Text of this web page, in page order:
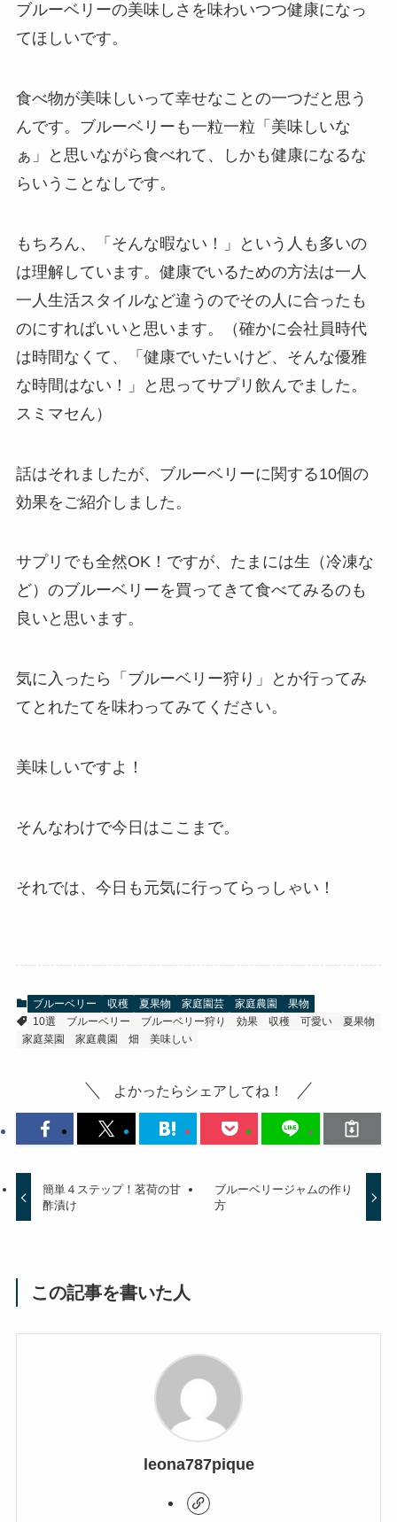
ブルーベリーの美味しさを味わいつつ健康になっ
てほしいです。
食べ物が美味しいって幸せなことの一つだと思う
んです。ブルーベリーも一粒一粒「美味しいな
ぁ」と思いながら食べれて、しかも健康になるな
らいうことなしです。
もちろん、「そんな暇ない！」という人も多いの
は理解しています。健康でいるための方法は一人
一人生活スタイルなど違うのでその人に合ったも
のにすればいいと思います。（確かに会社員時代
は時間なくて、「健康でいたいけど、そんな優雅
な時間はない！」と思ってサプリ飲んでました。
スミマセん）
話はそれましたが、ブルーベリーに関する10個の
効果をご紹介しました。
サプリでも全然OK！ですが、たまには生（冷凍な
ど）のブルーベリーを買ってきて食べてみるのも
良いと思います。
気に入ったら「ブルーベリー狩り」とか行ってみ
てとれたてを味わってみてください。
美味しいですよ！
そんなわけで今日はここまで。
それでは、今日も元気に行ってらっしゃい！
ブルーベリー 収穫 夏果物 家庭園芸 家庭農園
果物
10選
ブルーベリー ブルーベリー狩り 効果 収穫 可愛い
夏果物
家庭菜園
家庭農園 畑 美味しい
よかったらシェアしてね！
簡単４ステップ！茗荷の甘
酢漬け
ブルーベリージャムの作り
方
この記事を書いた人
leona787pique